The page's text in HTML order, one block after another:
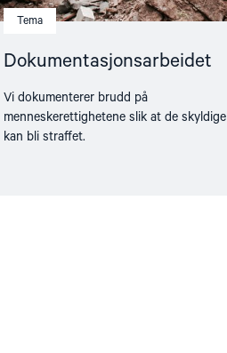
Tema
Dokumentasjonsarbeidet
Vi dokumenterer brudd på
menneskerettighetene slik at de skyldige
kan bli straffet.